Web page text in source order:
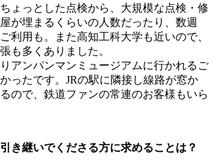
ょっとした点検から、大規模な点検・修
が埋まるくらいの人数だったり、数週
利用も。また高知工科大学も近いので、
も多くありました。
アンパンマンミュージアムに行かれるご
ったです。JRの駅に隣接し線路が窓か
ので、鉄道ファンの常連のお客様もいら
いでくださる方に求めることは？